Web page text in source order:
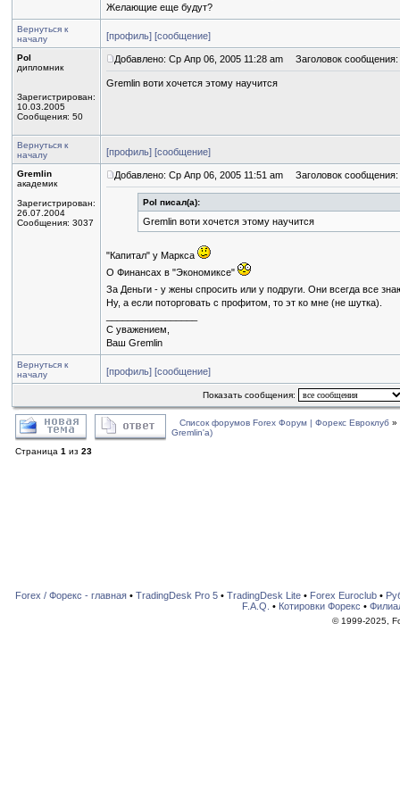
Желающие еще будут?
Вернуться к
началу
[профиль] [сообщение]
Pol
дипломник
Зарегистрирован:
10.03.2005
Сообщения: 50
Добавлено: Ср Апр 06, 2005 11:28 am Заголовок сообщения:
Gremlin воти хочется этому научится
Вернуться к
началу
[профиль] [сообщение]
Gremlin
академик
Зарегистрирован:
26.07.2004
Сообщения: 3037
Добавлено: Ср Апр 06, 2005 11:51 am Заголовок сообщения:
Pol писал(а):
Gremlin воти хочется этому научится
"Капитал" у Маркса
О Финансах в "Экономиксе"
За Деньги - у жены спросить или у подруги. Они всегда все
Ну, а если поторговать с профитом, то эт ко мне (не шутка).
С уважением,
Ваш Gremlin
Вернуться к
началу
[профиль] [сообщение]
Показать сообщения:
Список форумов Forex Форум | Форекс Евроклуб »
Gremlin'a)
Страница 1 из 23
Forex / Форекс - главная• TradingDesk Pro 5• TradingDesk Lite• Forex Euroclub•
F.A.Q. • Котировки Форекс •
© 1999-2025,